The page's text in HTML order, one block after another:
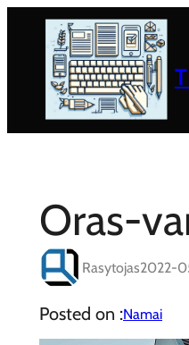
Oras-
Rasytojas2022-
Posted on :Namai